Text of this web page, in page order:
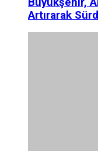
Artırarak